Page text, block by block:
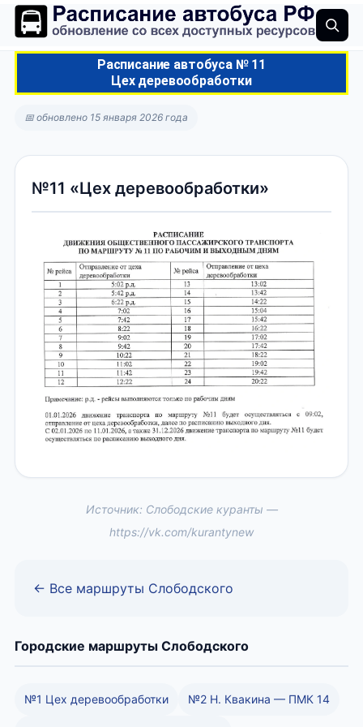
Расписание автобуса № 11
Цех деревообработки
📅 обновлено 15 января 2026 года
№11 «Цех деревообработки»
Источник: Слободские куранты —
https://vk.com/kurantynew
← Все маршруты Слободского
Городские маршруты Слободского
№1 Цех деревообработки №2 Н. Квакина — ПМК 14